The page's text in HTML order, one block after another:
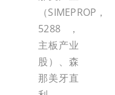
（SIMEPROP，
5288，
主板产业
股）、森
那美牙直